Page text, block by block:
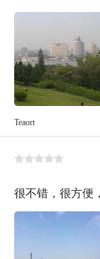
Teaort
很不错，很方便